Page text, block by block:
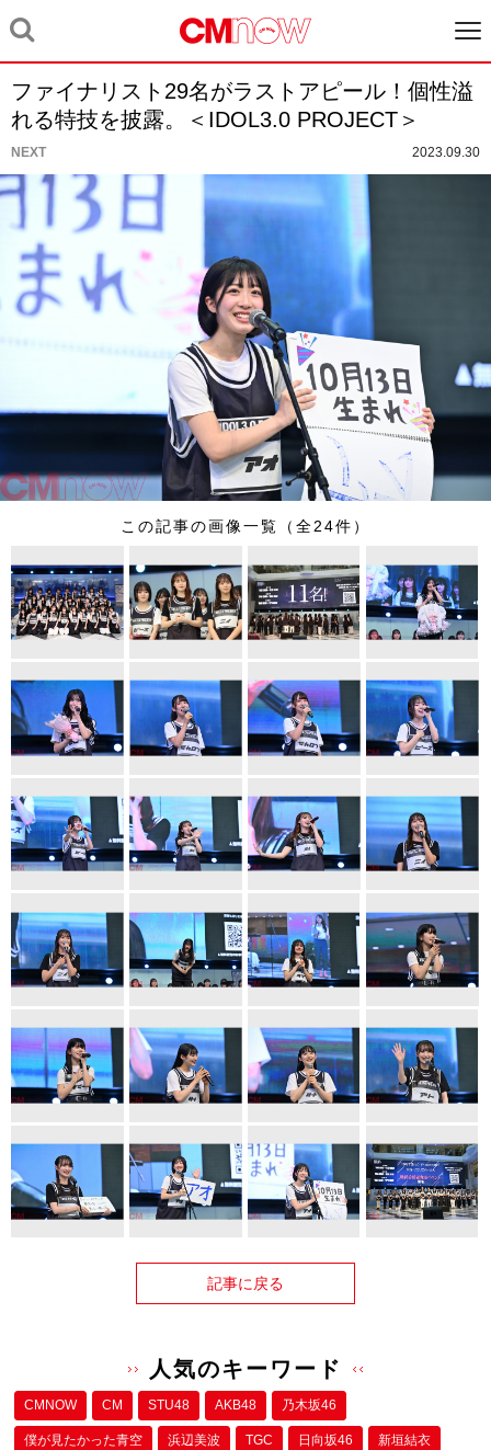
ファイナリスト29名がラストアピール！個性溢
れる特技を披露。＜IDOL3.0 PROJECT＞
NEXT 2023.09.30
この記事の画像一覧（全24件）
記事に戻る
人気のキーワード
CMNOW CM STU48 AKB48 乃木坂46
僕が⾒たかった⻘空 浜辺美波 TGC 日向坂46 新垣結衣